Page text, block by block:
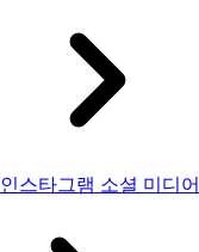
인스타그램 소셜 미디어